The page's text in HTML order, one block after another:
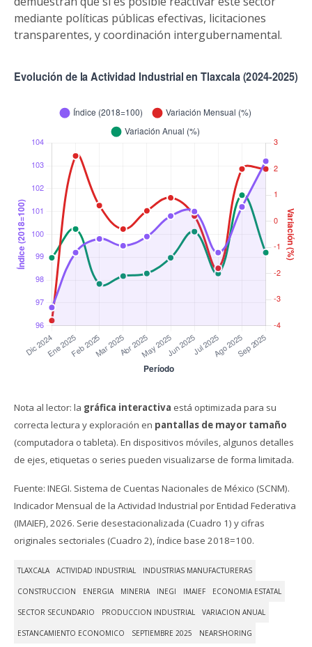
mediante políticas públicas efectivas, licitaciones
transparentes, y coordinación intergubernamental.
Nota al lector: la gráfica interactiva está optimizada para su
correcta lectura y exploración en pantallas de mayor tamaño
(computadora o tableta). En dispositivos móviles, algunos detalles
de ejes, etiquetas o series pueden visualizarse de forma limitada.
Fuente: INEGI. Sistema de Cuentas Nacionales de México (SCNM).
Indicador Mensual de la Actividad Industrial por Entidad Federativa
(IMAIEF), 2026. Serie desestacionalizada (Cuadro 1) y cifras
originales sectoriales (Cuadro 2), índice base 2018=100.
TLAXCALA ACTIVIDAD INDUSTRIAL INDUSTRIAS MANUFACTURERAS
CONSTRUCCION ENERGIA MINERIA INEGI IMAIEF ECONOMIA ESTATAL
SECTOR SECUNDARIO PRODUCCION INDUSTRIAL VARIACION ANUAL
ESTANCAMIENTO ECONOMICO SEPTIEMBRE 2025 NEARSHORING